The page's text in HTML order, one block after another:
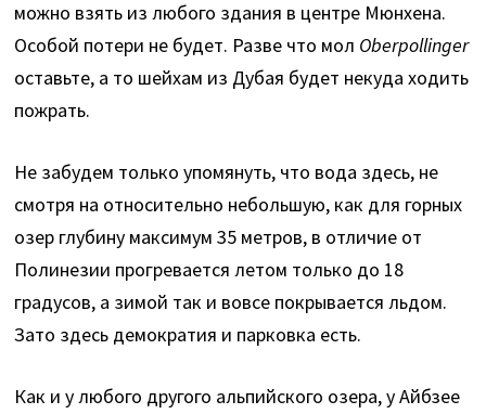
можно взять из любого здания в центре Мюнхена.
Особой потери не будет. Разве что мол Oberpollinger
оставьте, а то шейхам из Дубая будет некуда ходить
пожрать.
Не забудем только упомянуть, что вода здесь, не
смотря на относительно небольшую, как для горных
озер глубину максимум 35 метров, в отличие от
Полинезии прогревается летом только до 18
градусов, а зимой так и вовсе покрывается льдом.
Зато здесь демократия и парковка есть.
Как и у любого другого альпийского озера, у Айбзее